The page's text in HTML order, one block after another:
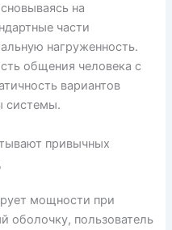
на
части
нагруженность.
общения человека с
вариантов
системы.
привычных
мощности при
оболочку, пользователь